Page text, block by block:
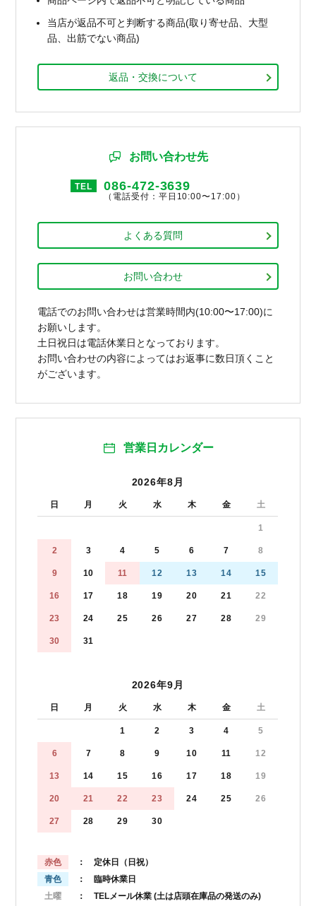
当店が返品不可と判断する商品(取り寄せ品、大型
品、出筋でない商品)
返品・交換について
お問い合わせ先
TEL 086-472-3639
（電話受付：平日10:00〜17:00）
よくある質問
お問い合わせ
電話でのお問い合わせは営業時間内(10:00〜17:00)に
お願いします。
土日祝日は電話休業日となっております。
お問い合わせの内容によってはお返事に数日頂くこと
がございます。
営業日カレンダー
2026年8月
日 月 火 水 木 金 土
1
2 3 4 5 6 7 8
9 10 11 12 13 14 15
16 17 18 19 20 21 22
23 24 25 26 27 28 29
30 31
2026年9月
日 月 火 水 木 金 土
1 2 3 4 5
6 7 8 9 10 11 12
13 14 15 16 17 18 19
20 21 22 23 24 25 26
27 28 29 30
赤色
： 定休日（日祝）
青色
： 臨時休業日
土曜
： TELメール休業 (土は店頭在庫品の発送のみ)